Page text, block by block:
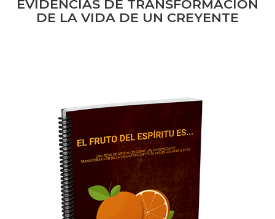
EVIDENCIAS DE TRANSFORMACIÓN
DE LA VIDA DE UN CREYENTE